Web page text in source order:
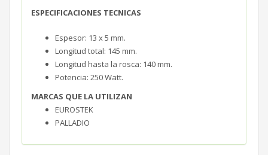
ESPECIFICACIONES TECNICAS
Espesor: 13 x 5 mm.
Longitud total: 145 mm.
Longitud hasta la rosca: 140 mm.
Potencia: 250 Watt.
MARCAS QUE LA UTILIZAN
EUROSTEK
PALLADIO